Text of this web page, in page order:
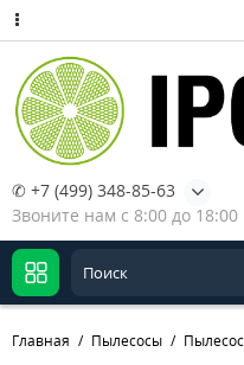
✆ +7 (499) 348-85-63
Звоните нам с 8:00 до 18:00
Главная Пылесосы